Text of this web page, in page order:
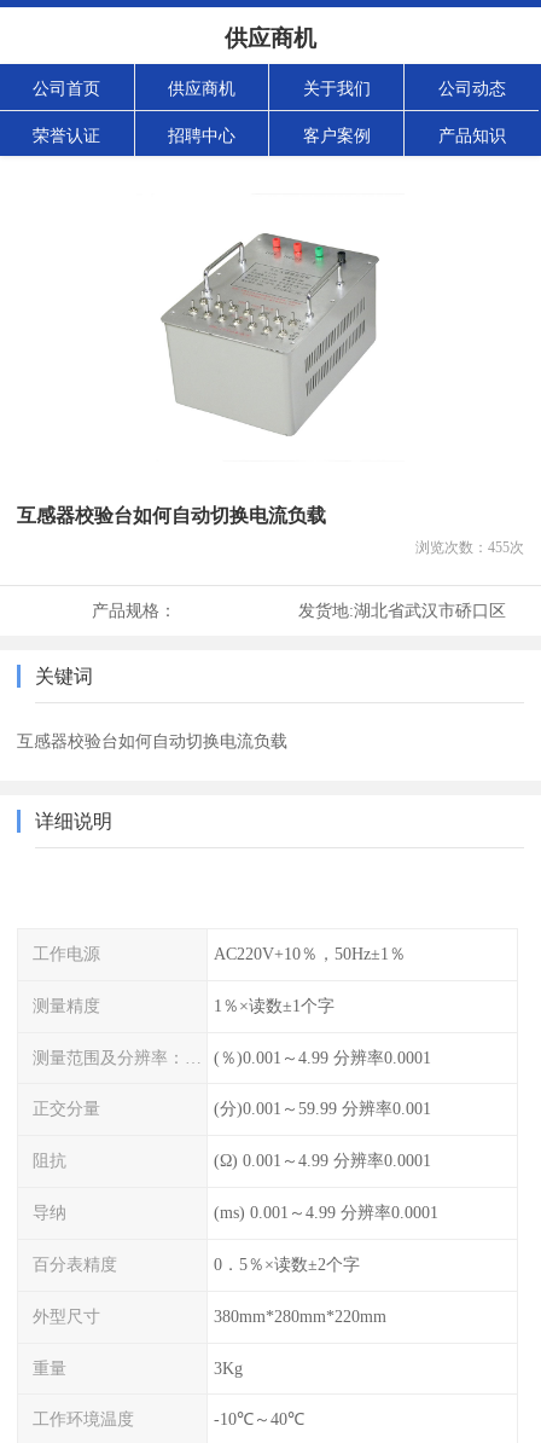
供应商机
公司首页 供应商机 关于我们 公司动态
荣誉认证 招聘中心 客户案例 产品知识
互感器校验台如何自动切换电流负载
浏览次数： 455次
产品规格： 发货地:湖北省武汉市硚口区
关键词
互感器校验台如何自动切换电流负载
详细说明
工作电源 AC220V+10％，50Hz±1％
测量精度 1％×读数±1个字
(％)0.001～4.99 分辨率0.0001
正交分量 (分)0.001～59.99 分辨率0.001
阻抗 (Ω) 0.001～4.99 分辨率0.0001
导纳 (ms) 0.001～4.99 分辨率0.0001
百分表精度 0．5％×读数±2个字
外型尺寸 380mm*280mm*220mm
重量 3Kg
工作环境温度 -10℃～40℃